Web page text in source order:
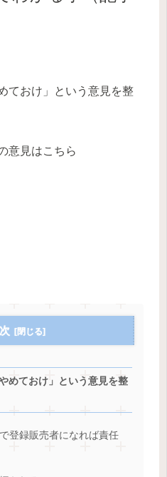
ておけ」という意見を整
意見はこちら
めておけ」という意見を整
登録販売者になれば責任